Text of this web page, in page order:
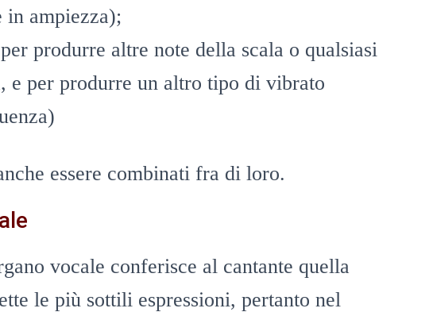
in ampiezza);
produrre altre note della scala o qualsiasi
e per produrre un altro tipo di vibrato
essere combinati fra di loro.
vocale conferisce al cantante quella
le più sottili espressioni, pertanto nel